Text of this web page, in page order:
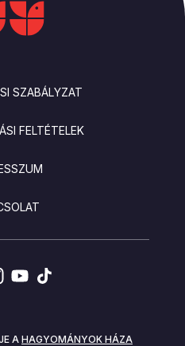
SZABÁLYZAT
FELTÉTELEK
A HAGYOMÁNYOK HÁZA